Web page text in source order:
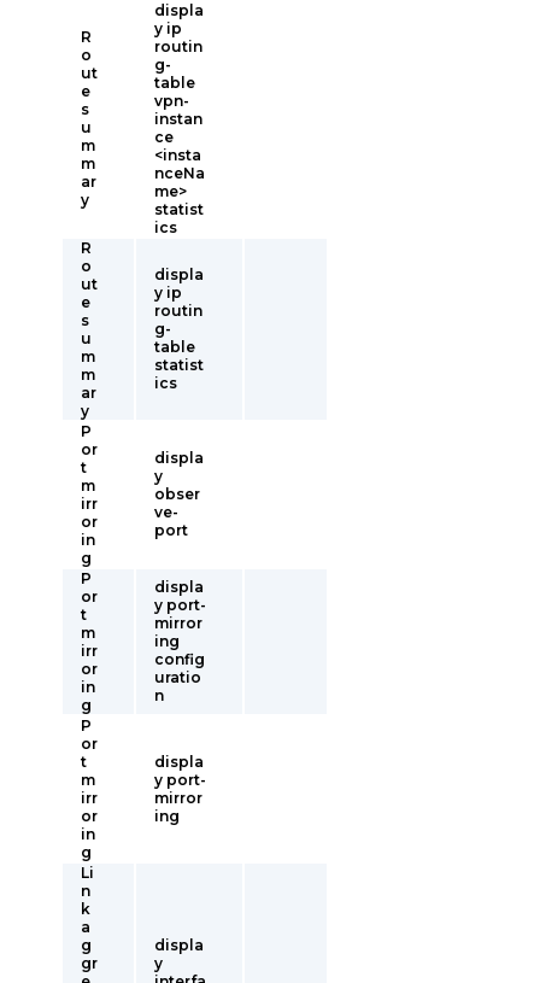
R
o
ut
e
s
u
m
m
ar
y
displa
y ip
routin
g-
table
vpn-
instan
ce
<insta
nceNa
me>
statist
ics
R
o
ut
e
s
u
m
m
ar
y
displa
y ip
routin
g-
table
statist
ics
P
or
t
m
irr
or
in
g
displa
y
obser
ve-
port
P
or
t
m
irr
or
in
g
displa
y port-
mirror
ing
config
uratio
n
P
or
t
m
irr
or
in
g
displa
y port-
mirror
ing
Li
n
k
a
g
gr
displa
y